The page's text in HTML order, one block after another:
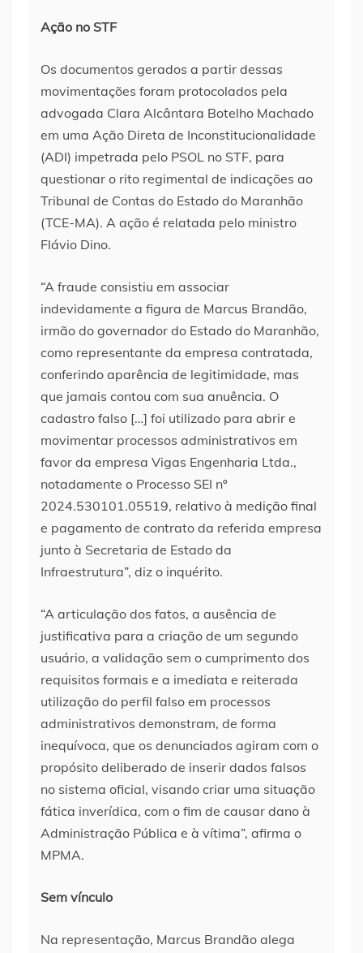
Ação no STF
Os documentos gerados a partir dessas
movimentações foram protocolados pela
advogada Clara Alcântara Botelho Machado
em uma Ação Direta de Inconstitucionalidade
(ADI) impetrada pelo PSOL no STF, para
questionar o rito regimental de indicações ao
Tribunal de Contas do Estado do Maranhão
(TCE-MA). A ação é relatada pelo ministro
Flávio Dino.
“A fraude consistiu em associar
indevidamente a figura de Marcus Brandão,
irmão do governador do Estado do Maranhão,
como representante da empresa contratada,
conferindo aparência de legitimidade, mas
que jamais contou com sua anuência. O
cadastro falso […] foi utilizado para abrir e
movimentar processos administrativos em
favor da empresa Vigas Engenharia Ltda.,
notadamente o Processo SEI nº
2024.530101.05519, relativo à medição final
e pagamento de contrato da referida empresa
junto à Secretaria de Estado da
Infraestrutura”, diz o inquérito.
“A articulação dos fatos, a ausência de
justificativa para a criação de um segundo
usuário, a validação sem o cumprimento dos
requisitos formais e a imediata e reiterada
utilização do perfil falso em processos
administrativos demonstram, de forma
inequívoca, que os denunciados agiram com o
propósito deliberado de inserir dados falsos
no sistema oficial, visando criar uma situação
fática inverídica, com o fim de causar dano à
Administração Pública e à vítima”, afirma o
MPMA.
Sem vínculo
Na representação, Marcus Brandão alega